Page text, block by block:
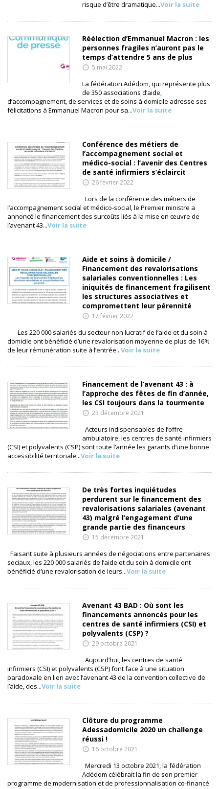
risque d’être dramatique...Voir la suite
Réélection d’Emmanuel Macron : les
personnes fragiles n’auront pas le
temps d’attendre 5 ans de plus
5 mai 2022
La fédération Adédom, qui représente plus
de 350 associations d’aide,
d’accompagnement, de services et de soins à domicile adresse ses
félicitations à Emmanuel Macron pour sa...Voir la suite
Conférence des métiers de
l’accompagnement social et
médico-social : l’avenir des Centres
de santé infirmiers s’éclaircit
26 février 2022
Lors de la conférence des métiers de
l’accompagnement social et médico-social, le Premier ministre a
annoncé le financement des surcoûts liés à la mise en œuvre de
l’avenant 43...Voir la suite
Aide et soins à domicile /
Financement des revalorisations
salariales conventionnelles : Les
iniquités de financement fragilisent
les structures associatives et
compromettent leur pérennité
17 février 2022
Les 220 000 salariés du secteur non lucratif de l’aide et du soin à
domicile ont bénéficié d’une revalorisation moyenne de plus de 16%
de leur rémunération suite à l’entrée...Voir la suite
Financement de l’avenant 43 : à
l’approche des fêtes de fin d’année,
les CSI toujours dans la tourmente
23 décembre 2021
Acteurs indispensables de l’offre
ambulatoire, les centres de santé infirmiers
(CSI) et polyvalents (CSP) sont toute l’année les garants d’une bonne
accessibilité territoriale...Voir la suite
De très fortes inquiétudes
perdurent sur le financement des
revalorisations salariales (avenant
43) malgré l’engagement d’une
grande partie des financeurs
15 décembre 2021
Faisant suite à plusieurs années de négociations entre partenaires
sociaux, les 220 000 salariés de l’aide et du soin à domicile ont
bénéficié d‘une revalorisation de leurs...Voir la suite
Avenant 43 BAD : Où sont les
financements annoncés pour les
centres de santé infirmiers (CSI) et
polyvalents (CSP) ?
29 octobre 2021
Aujourd’hui, les centres de santé
infirmiers (CSI) et polyvalents (CSP) font face à une situation
paradoxale en lien avec l’avenant 43 de la convention collective de
l’aide, des...Voir la suite
Clôture du programme
Adessadomicile 2020 un challenge
réussi !
16 octobre 2021
Mercredi 13 octobre 2021, la fédération
Adédom célébrait la fin de son premier
programme de modernisation et de professionnalisation co-financé